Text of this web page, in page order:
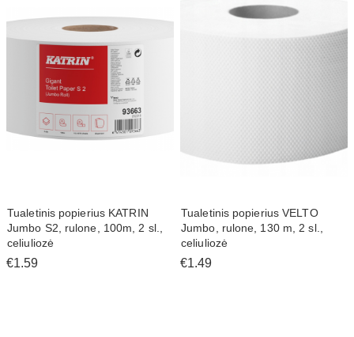
Tualetinis popierius KATRIN
Jumbo S2, rulone, 100m, 2 sl.,
celiuliozė
€1.59
Tualetinis popierius VELTO
Jumbo, rulone, 130 m, 2 sl.,
celiuliozė
€1.49